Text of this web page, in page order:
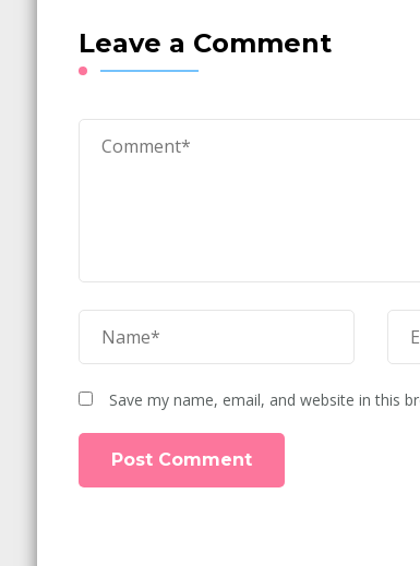
Leave a Comment
Save my name, email, and website in this